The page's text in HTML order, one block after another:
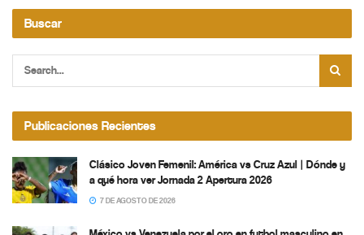
Buscar
Publicaciones Recientes
Clásico Joven Femenil: América vs Cruz Azul | Dónde y
a qué hora ver Jornada 2 Apertura 2026
7 DE AGOSTO DE 2026